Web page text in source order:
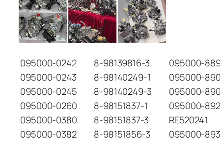
095000-0242 8-98139816-3
095000-
095000-0243
8-98140249-1
095000-
095000-0245
8-98140249-3
095000-
095000-0260
8-98151837-1
095000-
095000-0380
8-98151837-3
RE520241
095000-0382
8-98151856-3
095000-